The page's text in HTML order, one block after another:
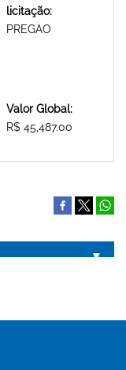
licitação:
PREGAO
Valor Global:
R$ 45,487.00